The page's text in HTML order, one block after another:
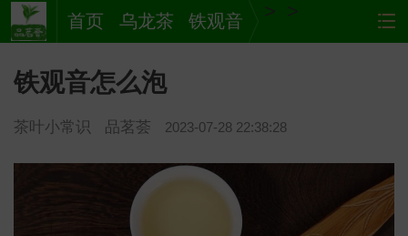
首页 >
乌龙茶 >
铁观音
铁观音怎么泡
茶叶小常识 品茗荟 2023-07-28 22:38:28